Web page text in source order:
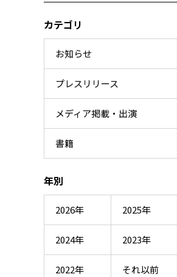
カテゴリ
お知らせ
プレスリリース
メディア掲載・出演
書籍
年別
2026年 2025年
2024年 2023年
2022年 それ以前